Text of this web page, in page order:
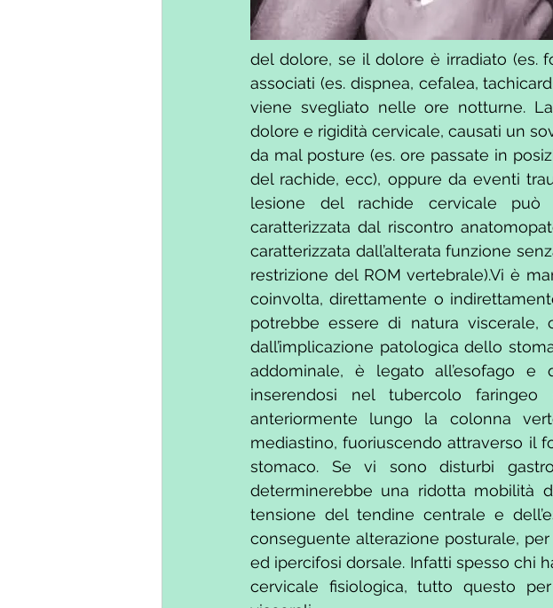
del dolore, se il dolore è irradiato (es.
associati (es. dispnea, cefalea,
viene svegliato nelle ore notturne.
dolore e rigidità cervicale, causati un
da mal posture (es. ore passate in
del rachide, ecc), oppure da eventi
lesione del rachide cervicale
caratterizzata dal riscontro
caratterizzata dall’alterata funzione
restrizione del ROM vertebrale).Vi è
coinvolta, direttamente o
potrebbe essere di natura
dall’implicazione patologica dello
addominale, è legato all’esofago e
inserendosi nel tubercolo faringeo
anteriormente lungo la colonna
mediastino, fuoriuscendo attraverso il
stomaco. Se vi sono disturbi
determinerebbe una ridotta mobilità
tensione del tendine centrale e
conseguente alterazione posturale,
ed ipercifosi dorsale. Infatti spesso chi
cervicale fisiologica, tutto questo